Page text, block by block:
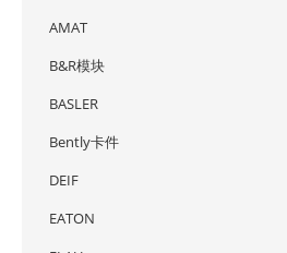
AMAT
B&R模块
BASLER
Bently卡件
DEIF
EATON